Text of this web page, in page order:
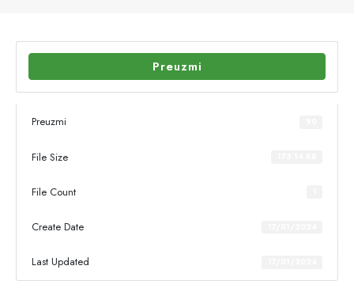
Preuzmi
Preuzmi
File Size
File Count
Create Date
Last Updated